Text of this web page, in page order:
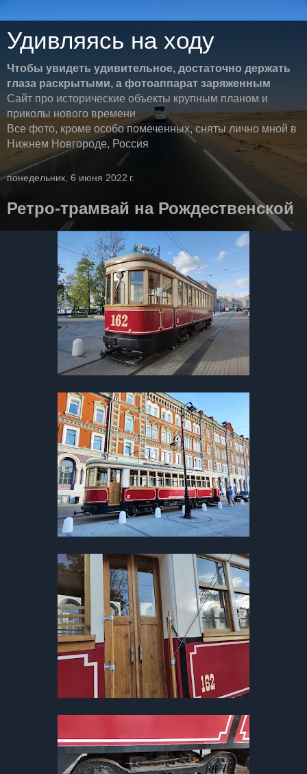
Удивляясь на ходу
Чтобы увидеть удивительное, достаточно держать
глаза раскрытыми, а фотоаппарат заряженным
Сайт про исторические объекты крупным планом и
приколы нового времени
Все фото, кроме особо помеченных, сняты лично мной в
Нижнем Новгороде, Россия
понедельник, 6 июня 2022 г.
Ретро-трамвай на Рождественской